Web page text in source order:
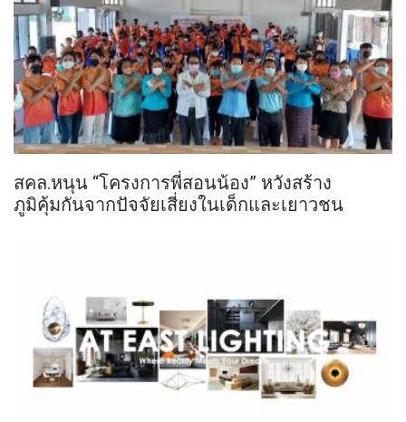
สคล.หนุน “โครงการพี่สอนน้อง” หวังสร้าง
ภูมิคุ้มกันจากปัจจัยเสี่ยงในเด็กและเยาวชน